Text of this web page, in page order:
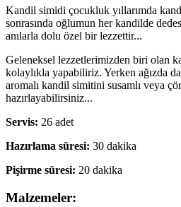
Kandil simidi çocukluk yıllarımda
sonrasında oğlumun her kandilde
anılarla dolu özel bir lezzettir...
Geleneksel lezzetlerimizden biri olan
kolaylıkla yapabiliriz. Yerken ağızda
aromalı kandil simitini susamlı veya
hazırlayabilirsiniz...
Servis: 26 adet
Hazırlama süresi: 30 dakika
Pişirme süresi: 20 dakika
Malzemeler: